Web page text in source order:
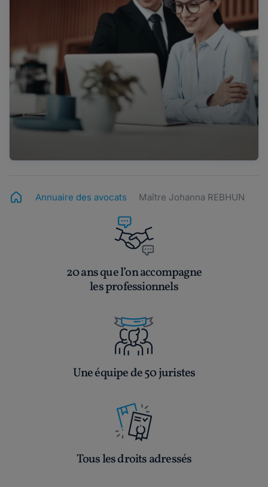
Annuaire des avocats Maître Johanna REBHUN
20 ans que l’on accompagne
les professionnels
Une équipe de 50 juristes
Tous les droits adressés